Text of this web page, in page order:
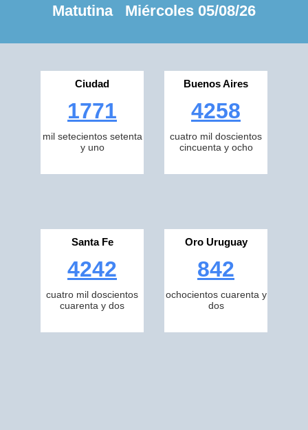
Matutina Miércoles 05/08/26
Ciudad
1771
mil setecientos setenta
y uno
Buenos Aires
4258
cuatro mil doscientos
cincuenta y ocho
Santa Fe
4242
cuatro mil doscientos
cuarenta y dos
Oro Uruguay
842
ochocientos cuarenta y
dos